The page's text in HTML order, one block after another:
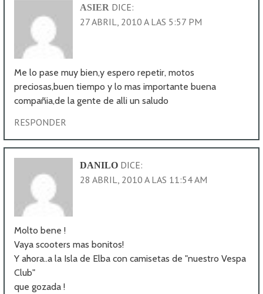
ASIER DICE:
27 ABRIL, 2010 A LAS 5:57 PM
Me lo pase muy bien,y espero repetir, motos
preciosas,buen tiempo y lo mas importante buena
compañia,de la gente de alli un saludo
RESPONDER
DANILO DICE:
28 ABRIL, 2010 A LAS 11:54 AM
Molto bene !
Vaya scooters mas bonitos!
Y ahora..a la Isla de Elba con camisetas de "nuestro Vespa
Club"
que gozada !